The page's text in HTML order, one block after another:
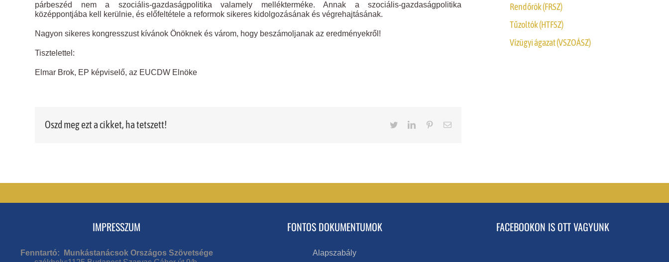
párbeszéd nem a szociális-gazdaságpolitika valamely mellékterméke. Annak a szociális-gazdaságpolitika
középpontjába kell kerülnie, és előfeltétele a reformok sikeres kidolgozásának és végrehajtásának.
Nagyon sikeres kongresszust kívánok Önöknek és várom, hogy beszámoljanak az eredményekről!
Tisztelettel:
Elmar Brok, EP képviselő, az EUCDW Elnöke
Oszd meg ezt a cikket, ha tetszett! TwitterLinkedInPinterestEmail
Rendőrök (FRSZ)
Tűzoltók (HTFSZ)
Vízügyi ágazat (VSZOÁSZ)
IMPRESSZUM
Fenntartó: Munkástanácsok Országos Szövetsége
FONTOS DOKUMENTUMOK
Alapszabály
FACEBOOKON IS OTT VAGYUNK